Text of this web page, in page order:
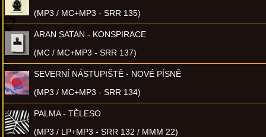
(MP3 / MC+MP3 - SRR 135)
ARAN SATAN - KONSPIRACE
(MC / MC+MP3 - SRR 137)
SEVERNÍ NÁSTUPIŠTĚ - NOVÉ PÍSNĚ
(MP3 / MC+MP3 - SRR 134)
PALMA - TĚLESO
(MP3 / LP+MP3 - SRR 132 / MMM 22)